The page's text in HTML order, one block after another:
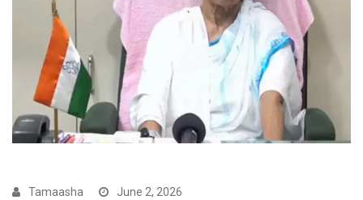
Tamaasha June 2, 2026